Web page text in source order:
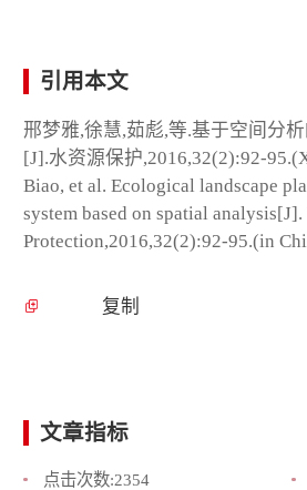
引用本文
邢梦雅,徐慧,茹彪,等.基于空间分
[J].水资源保护,2016,32(2):92-
Biao, et al. Ecological landscape
system based on spatial analysis[J].
Protection,2016,32(2):92-95.(in
复制
文章指标
点击次数:2354